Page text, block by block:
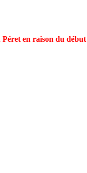
en raison du